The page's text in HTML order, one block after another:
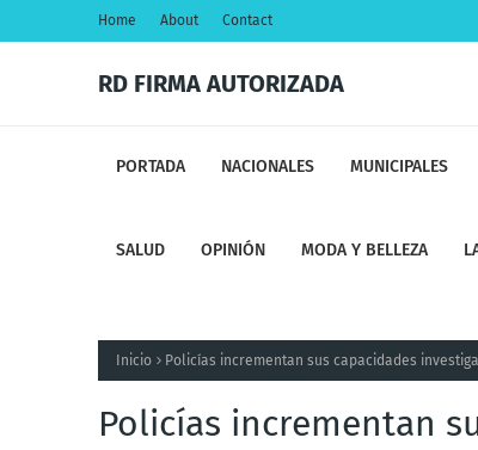
Home About Contact
RD FIRMA AUTORIZADA
PORTADA NACIONALES MUNICIPALES
SALUD OPINIÓN MODA Y BELLEZA
Inicio Policías incrementan sus capacidades
Policías incrementan